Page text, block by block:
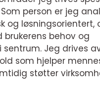
person er jeg
og løsningsorientert,
brukerens behov og
sentrum. Jeg drives
som hjelper
støtter